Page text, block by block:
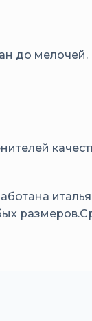
до мелочей.